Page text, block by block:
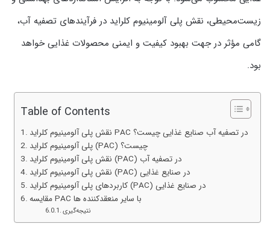
زیست‌محیطی، نقش پلی آلومینیوم کلراید در فرآیندهای تصفیه آب،
گامی مؤثر در جهت بهبود کیفیت و ایمنی محصولات غذایی خواهد
بود.
Table of Contents
نقش پلی آلومینیوم کلراید PAC در تصفیه آب صنایع غذایی چیست؟
پلی آلومینیوم کلراید (PAC) چیست؟
نقش پلی آلومینیوم کلراید (PAC) در تصفیه آب
نقش پلی آلومینیوم کلراید (PAC) در صنایع غذایی
کاربردهای پلی آلومینیوم کلراید (PAC) در صنایع غذایی
مقایسه PAC با سایر منعقدکننده‌ ها
نتیجه‌گیری